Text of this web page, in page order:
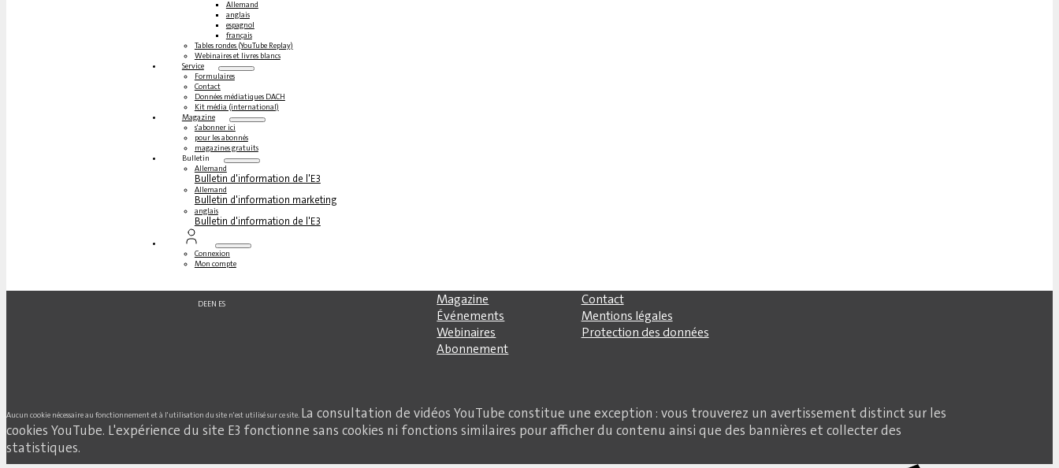
Allemand
anglais
espagnol
français
Tables rondes (YouTube Replay)
Webinaires et livres blancs
Service
Formulaires
Contact
Données médiatiques DACH
Kit média (international)
Magazine
s'abonner ici
pour les abonnés
magazines gratuits
Bulletin
Allemand
Bulletin d'information de l'E3
Allemand
Bulletin d'information marketing
anglais
Bulletin d'information de l'E3
Connexion
Mon compte
DEEN ES
Magazine
Événements
Webinaires
Abonnement
Contact
Mentions légales
Protection des données
Aucun cookie nécessaire au fonctionnement et à l'utilisation du site n'est utilisé sur ce site. La consultation de vidéos YouTube constitue une exception : vous trouverez un avertissement distinct sur les
cookies YouTube. L'expérience du site E3 fonctionne sans cookies ni fonctions similaires pour afficher du contenu ainsi que des bannières et collecter des
statistiques.